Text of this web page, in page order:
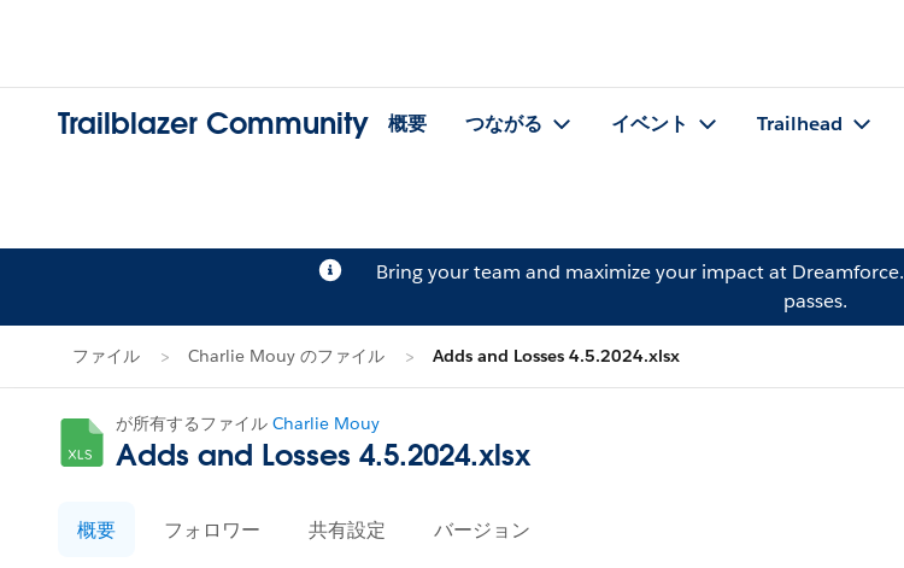
Trailblazer Community 概要 つながる イベント Trailhead
Bring your team and maximize your impact at Dreamforce.
passes.
ファイル Charlie Mouy のファイル Adds and Losses 4.5.2024.xlsx
が所有するファイル Charlie Mouy
Adds and Losses 4.5.2024.xlsx
概要 フォロワー 共有設定 バージョン